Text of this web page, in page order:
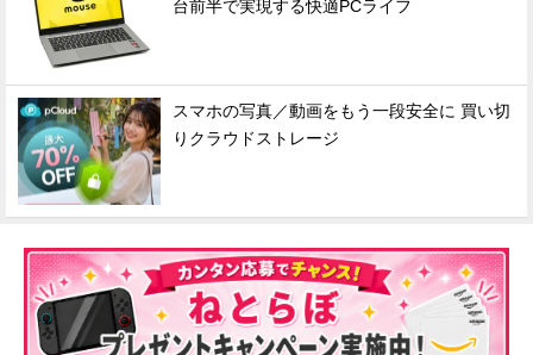
台前半で実現する快適PCライフ
スマホの写真／動画をもう一段安全に 買い切
りクラウドストレージ